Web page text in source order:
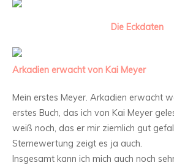
Die Eckdaten
Arkadien erwacht von Kai Meyer
Mein erstes Meyer. Arkadien erwacht
erstes Buch, das ich von Kai Meyer
weiß noch, das er mir ziemlich gut
Sternewertung zeigt es ja auch.
Insgesamt kann ich mich auch noch